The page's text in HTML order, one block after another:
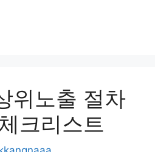
위노출 절차
크리스트